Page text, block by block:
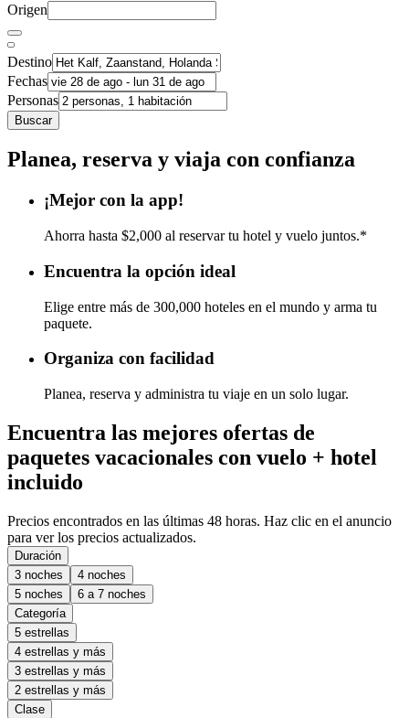
Origen
Destino
Fechas
Personas
Buscar
Planea, reserva y viaja con confianza
¡Mejor con la app!
Ahorra hasta $2,000 al reservar tu hotel y vuelo juntos.*
Encuentra la opción ideal
Elige entre más de 300,000 hoteles en el mundo y arma tu
paquete.
Organiza con facilidad
Planea, reserva y administra tu viaje en un solo lugar.
Encuentra las mejores ofertas de
paquetes vacacionales con vuelo + hotel
incluido
Precios encontrados en las últimas 48 horas. Haz clic en el anuncio
para ver los precios actualizados.
Duración
3 noches
4 noches
5 noches
6 a 7 noches
Categoría
5 estrellas
4 estrellas y más
3 estrellas y más
2 estrellas y más
Clase